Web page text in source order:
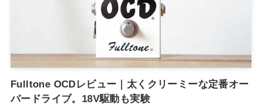
Fulltone OCDレビュー｜太くクリーミーな定番オー
バードライブ。18V駆動も実験